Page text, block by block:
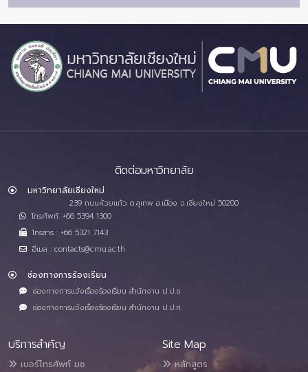
ติดต่อมหาวิทยาลัย
มหาวิทยาลัยเชียงใหม่
239 ถนนห้วยแก้ว ต.สุเทพ อ.เมือง จ.เชียงใหม่ 50200
โทรศัพท์ :+66 5394 1300
โทรสาร : +66 5321 7143
อีเมล : contacts@cmu.ac.th
ช่องทางการร้องเรียน
ช่องทางการแจ้งเรื่องร้องเรียน สำนักงาน ป.ป.ช.
ช่องทางการแจ้งเรื่องร้องเรียน สำนักงาน ป.ป.ท.
บริการสำคัญ
เบอร์โทรศัพท์ มช.
Site Map
หลักสูตร